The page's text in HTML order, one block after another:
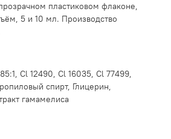
пластиковом флаконе,
5 и 10 мл. Производство
Cl 12490, Cl 16035, Cl 77499,
спирт, Глицерин,
гамамелиса